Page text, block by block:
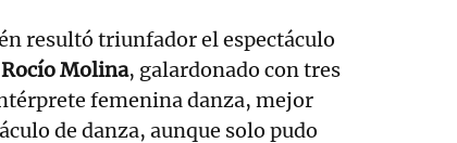
resultó triunfador el espectáculo
Rocío Molina, galardonado con tres
femenina danza, mejor
de danza, aunque solo pudo